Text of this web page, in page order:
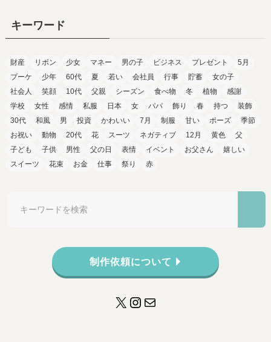
キーワード
財産 リボン 少女 マネー 男の子 ビジネス プレゼント
5月
ブーケ
少年 60代 夏 若い 会社員 行事 貯蓄
女の子
社会人
笑顔 10代 父親 シーズン 食べ物 冬 植物
感謝
学校
女性 感情 私服 日本 女 パパ 飾り 春 持つ
装飾
30代
和風 男 投資 かわいい 7月 制服 甘い ポーズ
季節
お祝い
動物 20代 花 スーツ ネガティブ 12月 黄色
父
子ども
子供 男性 父の日 表情 イベント お父さん
嬉しい
スイーツ
花束 お金 仕事 祭り 赤
制作依頼について
X Instagram
メール